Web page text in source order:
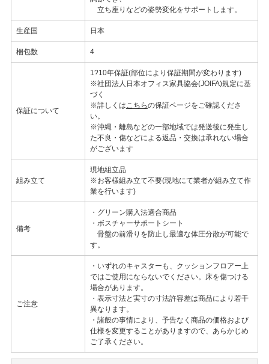
立ち座りなどの姿勢変化をサポートします。
生産国 日本
梱包数 4
保証について
1?10年保証(部位により保証期間が変わります)
※社団法人日本オフィス家具協会(JOIFA)規定に基
づく
※詳しくはこちらの保証ページをご確認くださ
い。
※沖縄・離島などの一部地域では発送後に発生し
た不良・傷などによる返品・交換は承れない場合
がございます
組み立て
現地組立品
※お客様組み立て不要(現地にて業者が組み立て作
業を行います)
備考
・グリーン購入法適合商品
・ボスチャーサポートシート
骨盤の前滑りを防止し最適な体圧分散が可能で
す。
ご注意
・いずれのキャスターも、クッションフロアー上
ではご使用にならないでください。床を傷つける
場合があります。
・表示寸法と実寸の寸法許容差は商品により若干
異なります。
・諸般の事情により、予告なく商品の価格および
仕様を変更することがありますので、あらかじめ
ご了承ください。